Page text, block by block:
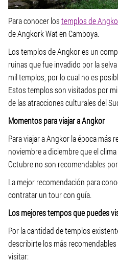
Para conocer lostemplos de
de Angkork Wat en Camboya.
Los templos de Angkor es un
ruinas que fue invadido por la
mil templos, por lo cual no es
Estos templos son visitados por
de las atracciones culturales del
Momentos para viajar a Angkor
Para viajar a Angkor la época más
noviembre a diciembre que el
Octubre no son recomendables
La mejor recomendación para
contratar un tour con guía.
Los mejores tempos que puedes
Por la cantidad de templos
describirte los más
visitar: